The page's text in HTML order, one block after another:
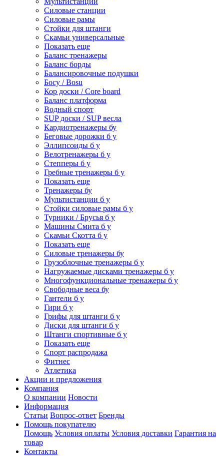
Силовые станции
Силовые рамы
Стойки для штанги
Скамьи универсальные
Показать еще
Баланс тренажеры
Баланс борды
Балансировочные подушки
Босу / Bosu
Кор доски / Core board
Баланс платформа
Водный спорт
SUP доски / SUP весла
Кардиотренажеры бу
Беговые дорожки б у
Эллипсоиды б у
Велотренажеры б у
Степперы б у
Гребные тренажеры б у
Показать еще
Тренажеры бу
Мультистанции б у
Стойки силовые рамы б у
Турники / Брусья б у
Машины Смита б у
Скамьи Скотта б у
Показать еще
Силовые тренажеры бу
Грузоблочные тренажеры б у
Нагружаемые дисками тренажеры б у
Многофункциональные тренажеры б у
Свободные веса бу
Гантели б у
Гири б у
Грифы для штанги б у
Диски для штанги б у
Штанги спортивные б у
Показать еще
Спорт распродажа
Фитнес
Атлетика
Акции и предложения
Компания
О компании Новости
Информация
Статьи Вопрос-ответ Бренды
Помощь покупателю
Помощь Условия оплаты Условия доставки Гарантия на
товар
Контакты